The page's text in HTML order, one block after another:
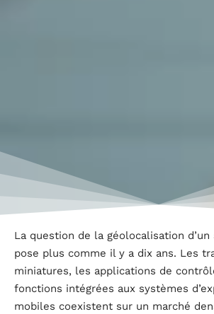
La question de la géolocalisation
pose plus comme il y a dix ans. Les
miniatures, les applications de
fonctions intégrées aux systèmes
mobiles coexistent sur un marché